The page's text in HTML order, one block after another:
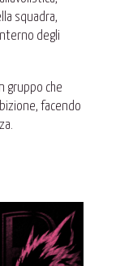
squadra,
degli
gruppo che
facendo